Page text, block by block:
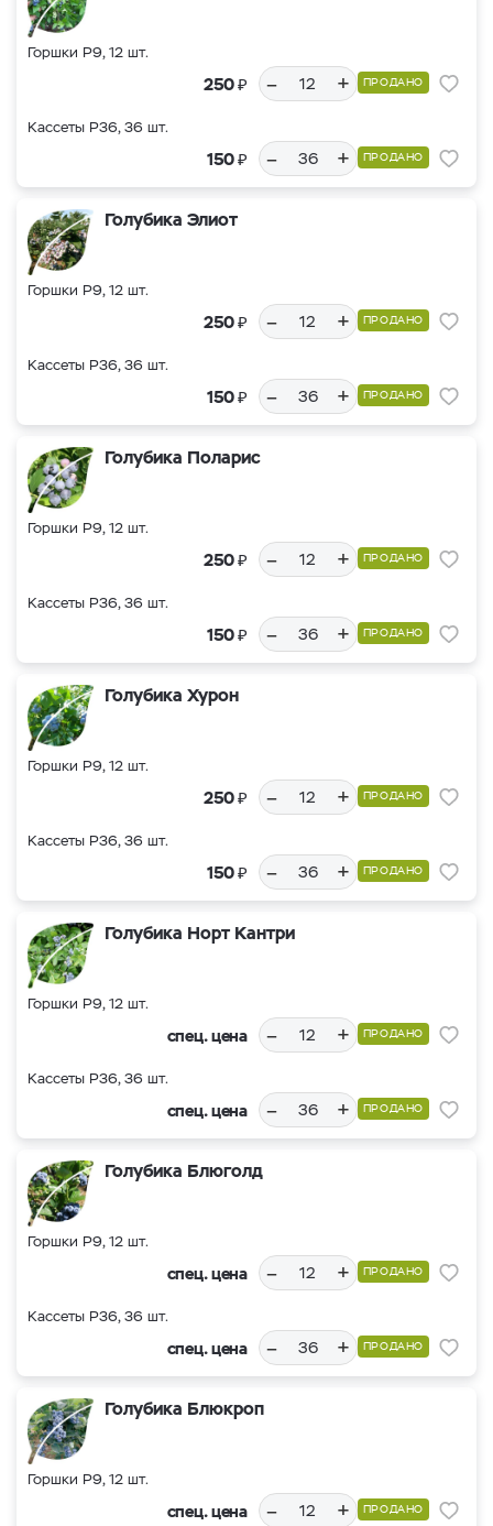
Горшки Р9, 12 шт.
250₽ – + ПРОДАНО
Кассеты Р36, 36 шт.
150₽ – + ПРОДАНО
Голубика Элиот
Горшки Р9, 12 шт.
250₽ – + ПРОДАНО
Кассеты Р36, 36 шт.
150₽ – + ПРОДАНО
Голубика Поларис
Горшки Р9, 12 шт.
250₽ – + ПРОДАНО
Кассеты Р36, 36 шт.
150₽ – + ПРОДАНО
Голубика Хурон
Горшки Р9, 12 шт.
250₽ – + ПРОДАНО
Кассеты Р36, 36 шт.
150₽ – + ПРОДАНО
Голубика Норт Кантри
Горшки Р9, 12 шт.
спец. цена – + ПРОДАНО
Кассеты Р36, 36 шт.
спец. цена – + ПРОДАНО
Голубика Блюголд
Горшки Р9, 12 шт.
спец. цена – + ПРОДАНО
Кассеты Р36, 36 шт.
спец. цена – + ПРОДАНО
Голубика Блюкроп
Горшки Р9, 12 шт.
спец. цена – + ПРОДАНО